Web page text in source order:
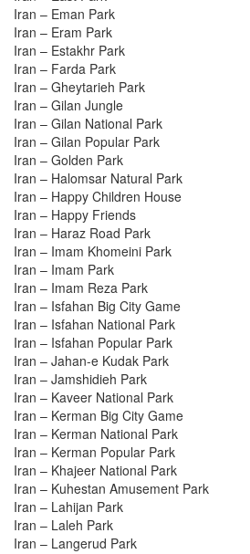
Iran – Eman Park
Iran – Eram Park
Iran – Estakhr Park
Iran – Farda Park
Iran – Gheytarieh Park
Iran – Gilan Jungle
Iran – Gilan National Park
Iran – Gilan Popular Park
Iran – Golden Park
Iran – Halomsar Natural Park
Iran – Happy Children House
Iran – Happy Friends
Iran – Haraz Road Park
Iran – Imam Khomeini Park
Iran – Imam Park
Iran – Imam Reza Park
Iran – Isfahan Big City Game
Iran – Isfahan National Park
Iran – Isfahan Popular Park
Iran – Jahan-e Kudak Park
Iran – Jamshidieh Park
Iran – Kaveer National Park
Iran – Kerman Big City Game
Iran – Kerman National Park
Iran – Kerman Popular Park
Iran – Khajeer National Park
Iran – Kuhestan Amusement Park
Iran – Lahijan Park
Iran – Laleh Park
Iran – Langerud Park